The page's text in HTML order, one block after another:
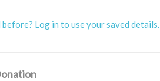
Log in to use your saved details.